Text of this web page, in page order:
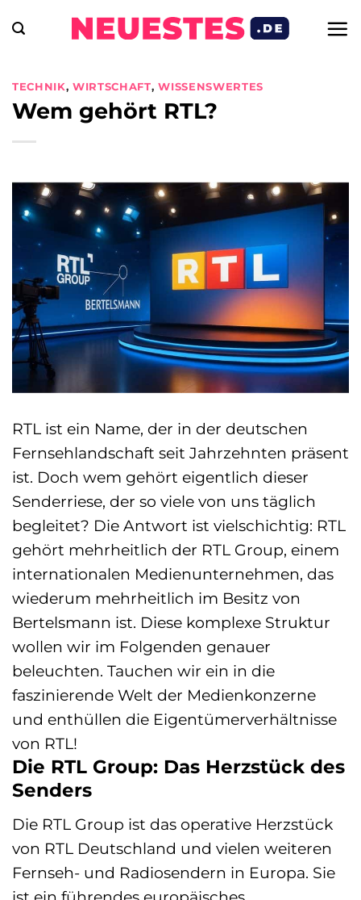
Inhalt
TECHNIK,WIRTSCHAFT,WISSENSWERTES
Wem gehört RTL?
RTL ist ein Name, der in der deutschen
Fernsehlandschaft seit Jahrzehnten präsent
ist. Doch wem gehört eigentlich dieser
Senderriese, der so viele von uns täglich
begleitet? Die Antwort ist vielschichtig: RTL
gehört mehrheitlich der RTL Group, einem
internationalen Medienunternehmen, das
wiederum mehrheitlich im Besitz von
Bertelsmann ist. Diese komplexe Struktur
wollen wir im Folgenden genauer
beleuchten. Tauchen wir ein in die
faszinierende Welt der Medienkonzerne
und enthüllen die Eigentümerverhältnisse
von RTL!
Die RTL Group: Das Herzstück des
Senders
Die RTL Group ist das operative Herzstück
von RTL Deutschland und vielen weiteren
Fernseh- und Radiosendern in Europa. Sie